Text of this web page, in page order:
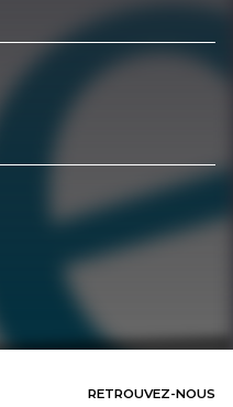
RETROUVEZ-NOUS